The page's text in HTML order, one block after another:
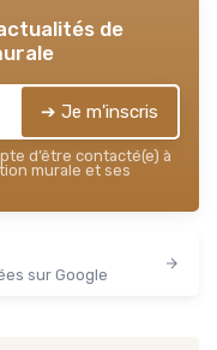
de
➔ Je m'inscris
d’être contacté(e) à
murale et ses
sur Google